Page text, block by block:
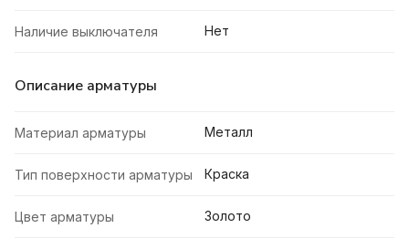
Наличие выключателя Нет
Описание арматуры
Материал арматуры Металл
Тип поверхности арматуры Краска
Цвет арматуры Золото